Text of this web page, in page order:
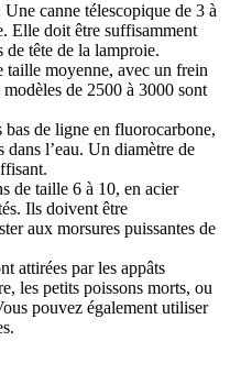
Une canne télescopique de 3 à
Elle doit être suffisamment
de tête de la lamproie.
taille moyenne, avec un frein
de 2500 à 3000 sont
bas de ligne en fluorocarbone,
dans l’eau. Un diamètre de
de taille 6 à 10, en acier
Ils doivent être
aux morsures puissantes de
attirées par les appâts
les petits poissons morts, ou
pouvez également utiliser